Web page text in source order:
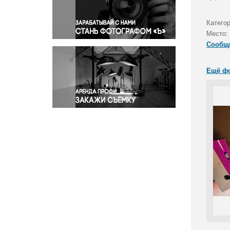
Правосудие
Происшествия и конфликты
Религия
Светская жизнь
Спорт
Экология
Экономика и бизнес
Место:
Ещё